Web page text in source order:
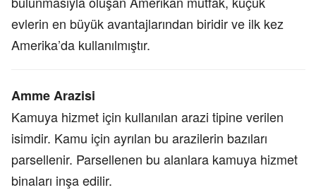
evlerin en büyük avantajlarından biridir ve ilk kez
Amerika’da kullanılmıştır.
Amme Arazisi
Kamuya hizmet için kullanılan arazi tipine verilen
isimdir. Kamu için ayrılan bu arazilerin bazıları
parsellenir. Parsellenen bu alanlara kamuya hizmet
binaları inşa edilir.